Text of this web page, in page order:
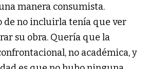
manera consumista.
de no incluirla tenía que ver
su obra. Quería que la
no académica, y